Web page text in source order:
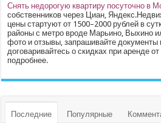
Снять недорогую квартиру посуточно в
собственников через Циан,
цены стартуют от 1500–2000 рублей в
районы с метро вроде Марьино, Выхино
фото и отзывы, запрашивайте документы
договаривайтесь о скидках при аренде
подробнее.
Последние Популярные